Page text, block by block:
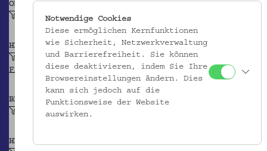
OBJEKTKLASSE
Lederhose für Männer
HERSTELLER/IN
Schaller, Johann
Firmengeschichte
BEITRAGENDE/R
Bayerischer Trachtenverein Schliersee (Wien)
HERKUNFT
Notwendige Cookies
Diese ermöglichen Kernfunktionen
wie Sicherheit, Netzwerkverwaltung
und Barrierefreiheit. Sie können
diese deaktivieren, indem Sie Ihre
Browsereinstellungen ändern. Dies
kann sich jedoch auf die
Funktionsweise der Website
auswirken.